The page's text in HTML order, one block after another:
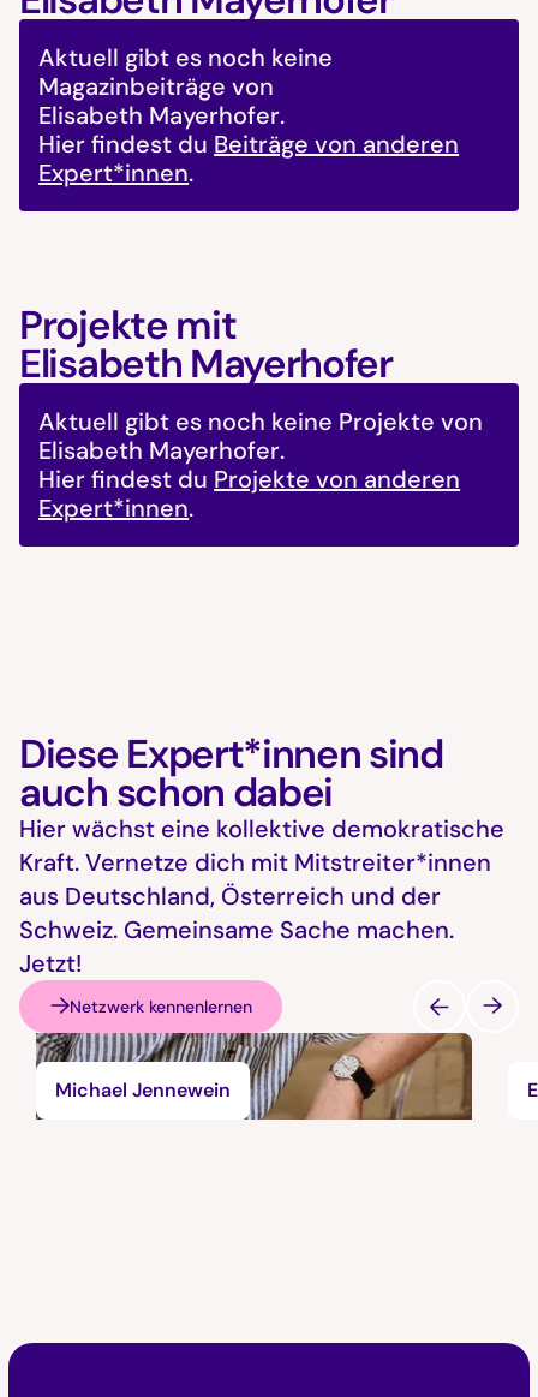
Aktuell gibt es noch keine
Magazinbeiträge von
Elisabeth Mayerhofer.
Hier findest du Beiträge von anderen
Expert*innen.
Projekte mit
Elisabeth Mayerhofer
Aktuell gibt es noch keine Projekte von
Elisabeth Mayerhofer.
Hier findest du Projekte von anderen
Expert*innen.
Diese Expert*innen sind
auch schon dabei
Hier wächst eine kollektive demokratische
Kraft. Vernetze dich mit Mitstreiter*innen
aus Deutschland, Österreich und der
Schweiz. Gemeinsame Sache machen.
Jetzt!
Netzwerk kennenlernen
Michael Jennewein